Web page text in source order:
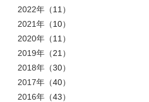
2022年 （11）
2021年 （10）
2020年 （11）
2019年 （21）
2018年 （30）
2017年 （40）
2016年 （43）